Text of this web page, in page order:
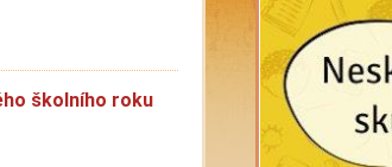
školního roku